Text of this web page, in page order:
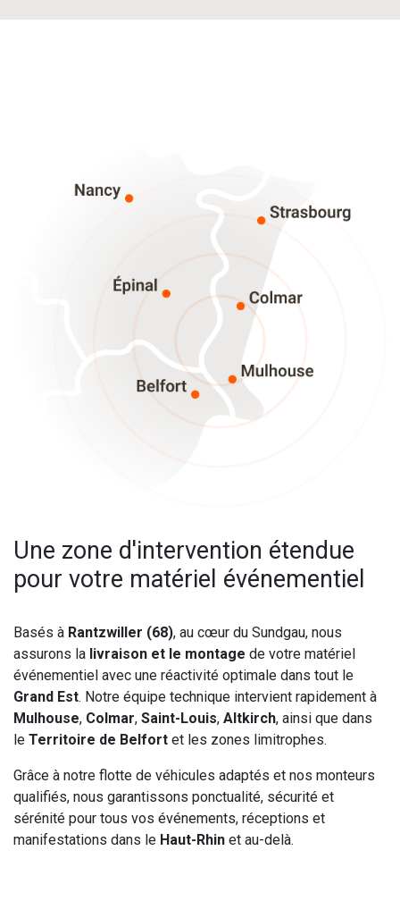
Une zone d'intervention étendue
pour votre matériel événementiel
Basés à Rantzwiller (68), au cœur du Sundgau, nous
assurons la livraison et le montage de votre matériel
événementiel avec une réactivité optimale dans tout le
Grand Est. Notre équipe technique intervient rapidement à
Mulhouse, Colmar, Saint-Louis, Altkirch, ainsi que dans
le Territoire de Belfort et les zones limitrophes.
Grâce à notre flotte de véhicules adaptés et nos monteurs
qualifiés, nous garantissons ponctualité, sécurité et
sérénité pour tous vos événements, réceptions et
manifestations dans le Haut-Rhin et au-delà.